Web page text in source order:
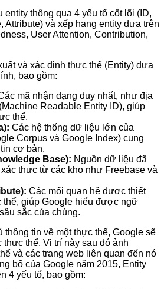
thông qua 4 yếu tố cốt lõi (ID,
Attribute) và xếp hạng entity dựa trên
User Attention, Contribution,
và xác định thực thể (Entity) dựa
bao gồm:
mã nhận dạng duy nhất, như địa
Readable Entity ID), giúp
thể.
Các hệ thống dữ liệu lớn của
Corpus và Google Index) cung
cơ bản.
Base): Nguồn dữ liệu đã
thực từ các kho như Freebase và
Các mối quan hệ được thiết
thể, giúp Google hiểu được ngữ
sắc của chúng.
thông tin về một thực thể, Google sẽ
thực thể. Vị trí này sau đó ảnh
và các trang web liên quan đến nó
bố của Google năm 2015, Entity
4 yếu tố, bao gồm: